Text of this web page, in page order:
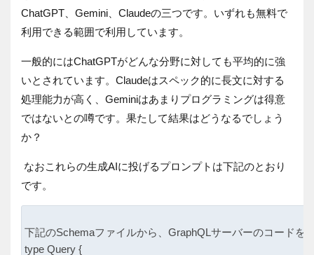
ChatGPT、Gemini、Claudeの三つです。いずれも無料で
利用できる範囲で利用しています。
一般的にはChatGPTがどんな分野に対しても平均的に強
いとされています。Claudeはスペック的に長文に対する
処理能力が高く、Geminiはあまりプログラミングは得意
ではないとの噂です。果たして結果はどうなるでしょう
か？
なおこれらの生成AIに投げるプロンプトは下記のとおり
です。
下記のSchemaファイルから、GraphQLサーバーのコードを
type Query {